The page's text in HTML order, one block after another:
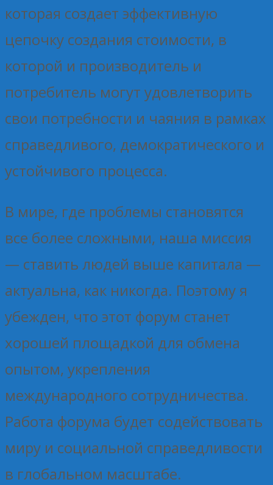
которая создает эффективную
цепочку создания стоимости, в
которой и производитель и
потребитель могут удовлетворить
свои потребности и чаяния в рамках
справедливого, демократического и
устойчивого процесса.
В мире, где проблемы становятся
все более сложными, наша миссия
— ставить людей выше капитала —
актуальна, как никогда. Поэтому я
убежден, что этот форум станет
хорошей площадкой для обмена
опытом, укрепления
международного сотрудничества.
Работа форума будет содействовать
миру и социальной справедливости
в глобальном масштабе.